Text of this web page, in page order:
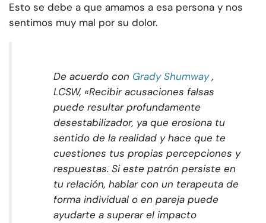
Esto se debe a que amamos a esa persona y nos
sentimos muy mal por su dolor.
De acuerdo con Grady Shumway ,
LCSW, «Recibir acusaciones falsas
puede resultar profundamente
desestabilizador, ya que erosiona tu
sentido de la realidad y hace que te
cuestiones tus propias percepciones y
respuestas. Si este patrón persiste en
tu relación, hablar con un terapeuta de
forma individual o en pareja puede
ayudarte a superar el impacto